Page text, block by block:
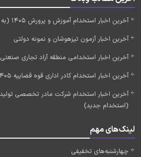
آخرین اخبار استخدام آموزش و پرورش 1405 (به زودی)
آخرین اخبار آزمون تیزهوشان و نمونه دولتی
آخرین اخبار استخدامی منطقه آزاد تجاری صنعتی 1405
آخرین اخبار استخدام کادر اداری قوه قضاییه 1405 (به زودی)
(استخدام جدید)
لینک‌های مهم
چهارشنبه‌های تخفیفی